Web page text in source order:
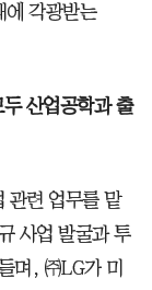
에 각광받는
산업공학과 출
관련 업무를 맡
사업 발굴과 투
며, ㈜LG가 미